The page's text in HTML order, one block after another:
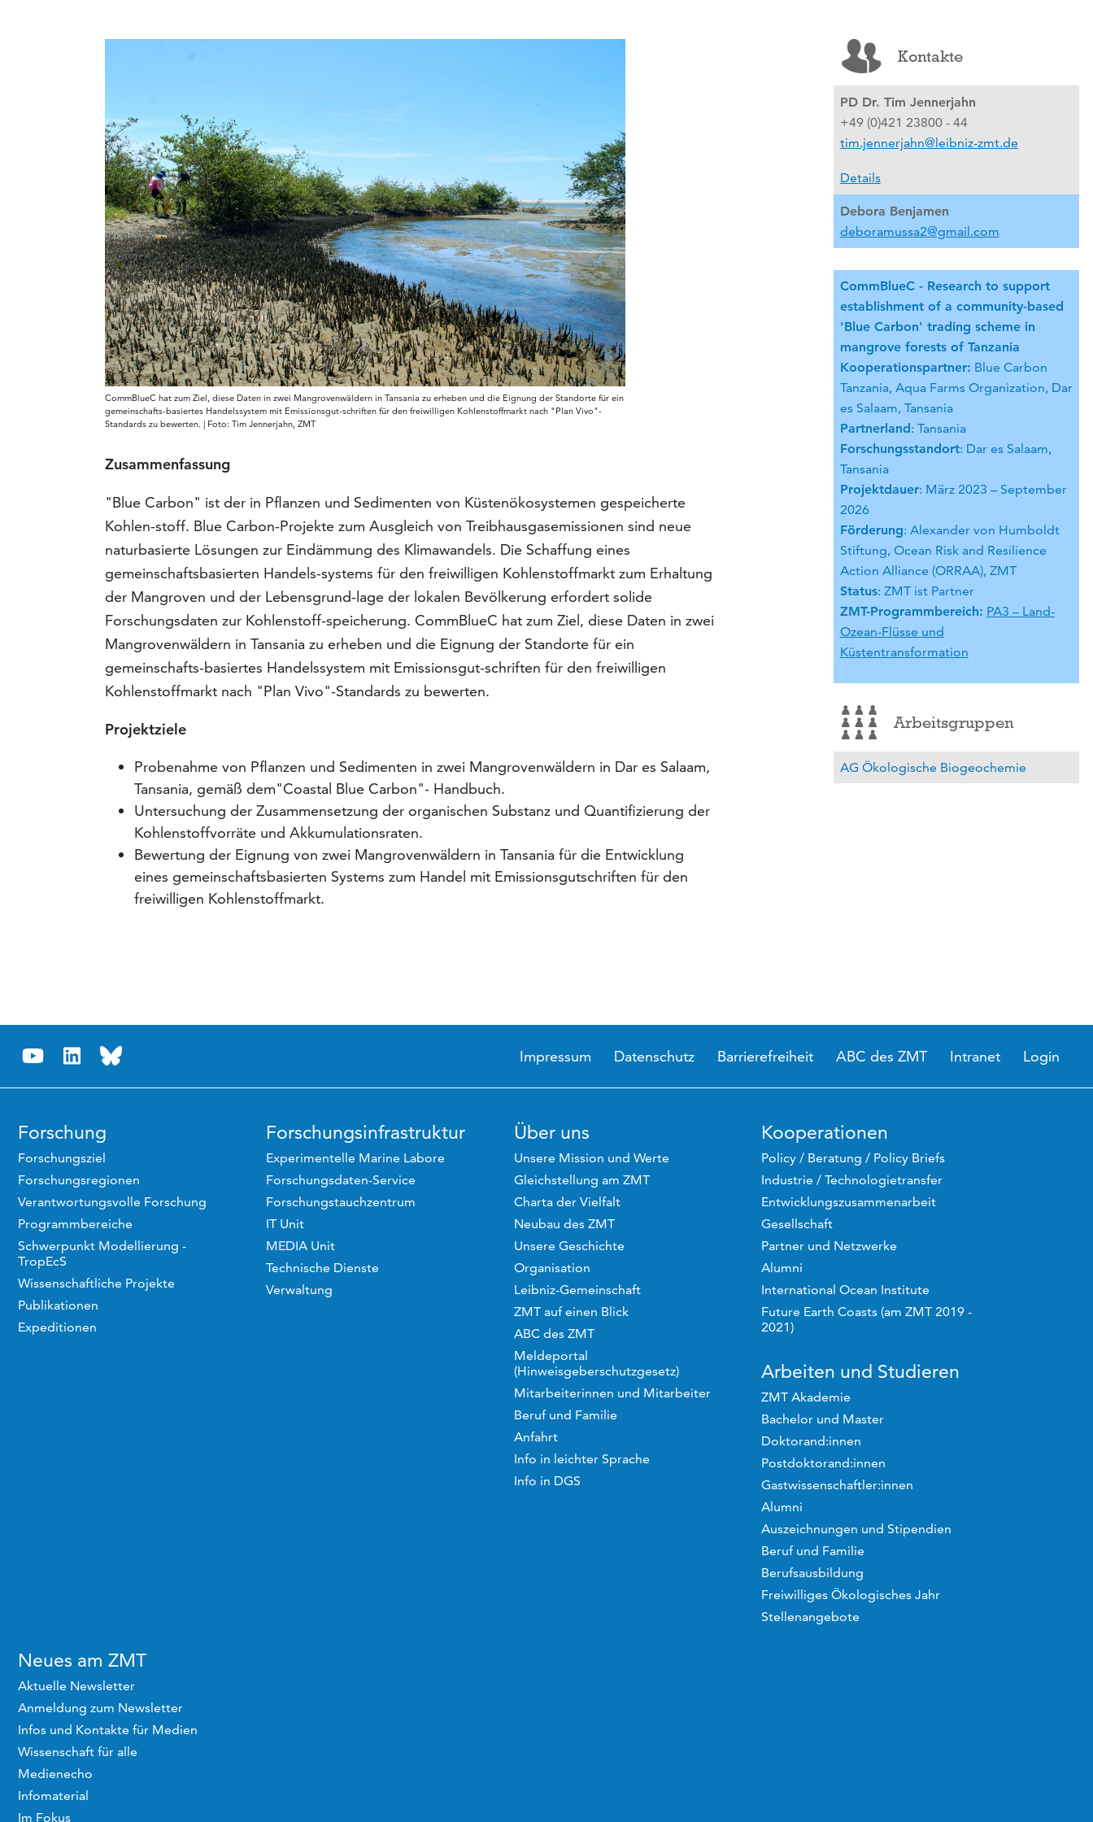
CommBlueC hat zum Ziel, diese Daten in zwei Mangrovenwäldern in Tansania zu erheben und die Eignung der Standorte für ein
gemeinschafts-basiertes Handelssystem mit Emissionsgut-schriften für den freiwilligen Kohlenstoffmarkt nach "Plan Vivo"-
Standards zu bewerten. | Foto: Tim Jennerjahn, ZMT
Zusammenfassung
"Blue Carbon" ist der in Pflanzen und Sedimenten von Küstenökosystemen gespeicherte
Kohlen-stoff. Blue Carbon-Projekte zum Ausgleich von Treibhausgasemissionen sind neue
naturbasierte Lösungen zur Eindämmung des Klimawandels. Die Schaffung eines
gemeinschaftsbasierten Handels-systems für den freiwilligen Kohlenstoffmarkt zum Erhaltung
der Mangroven und der Lebensgrund-lage der lokalen Bevölkerung erfordert solide
Forschungsdaten zur Kohlenstoff-speicherung. CommBlueC hat zum Ziel, diese Daten in zwei
Mangrovenwäldern in Tansania zu erheben und die Eignung der Standorte für ein
gemeinschafts-basiertes Handelssystem mit Emissionsgut-schriften für den freiwilligen
Kohlenstoffmarkt nach "Plan Vivo"-Standards zu bewerten.
Projektziele
Probenahme von Pflanzen und Sedimenten in zwei Mangrovenwäldern in Dar es Salaam,
Tansania, gemäß dem"Coastal Blue Carbon"- Handbuch.
Untersuchung der Zusammensetzung der organischen Substanz und Quantifizierung der
Kohlenstoffvorräte und Akkumulationsraten.
Bewertung der Eignung von zwei Mangrovenwäldern in Tansania für die Entwicklung
eines gemeinschaftsbasierten Systems zum Handel mit Emissionsgutschriften für den
freiwilligen Kohlenstoffmarkt.
Kontakte
PD Dr. Tim Jennerjahn
+49 (0)421 23800 - 44
tim.jennerjahn@leibniz-zmt.de
Details
Debora Benjamen
deboramussa2@gmail.com
CommBlueC - Research to support
establishment of a community-based
'Blue Carbon' trading scheme in
mangrove forests of Tanzania
Kooperationspartner: Blue Carbon
Tanzania, Aqua Farms Organization, Dar
es Salaam, Tansania
Partnerland: Tansania
Forschungsstandort: Dar es Salaam,
Tansania
Projektdauer: März 2023 – September
2026
Förderung: Alexander von Humboldt
Stiftung, Ocean Risk and Resilience
Action Alliance (ORRAA), ZMT
Status: ZMT ist Partner
ZMT-Programmbereich: PA3 – Land-
Ozean-Flüsse und
Küstentransformation
Arbeitsgruppen
AG Ökologische Biogeochemie
Impressum Datenschutz Barrierefreiheit ABC des ZMT Intranet Login
Forschung
Forschungsziel
Forschungsregionen
Verantwortungsvolle Forschung
Programmbereiche
Schwerpunkt Modellierung -
TropEcS
Wissenschaftliche Projekte
Publikationen
Expeditionen
Forschungsinfrastruktur
Experimentelle Marine Labore
Forschungsdaten-Service
Forschungstauchzentrum
IT Unit
MEDIA Unit
Technische Dienste
Verwaltung
Über uns
Unsere Mission und Werte
Gleichstellung am ZMT
Charta der Vielfalt
Neubau des ZMT
Unsere Geschichte
Organisation
Leibniz-Gemeinschaft
ZMT auf einen Blick
ABC des ZMT
Meldeportal
(Hinweisgeberschutzgesetz)
Mitarbeiterinnen und Mitarbeiter
Beruf und Familie
Anfahrt
Info in leichter Sprache
Info in DGS
Kooperationen
Policy / Beratung / Policy Briefs
Industrie / Technologietransfer
Entwicklungszusammenarbeit
Gesellschaft
Partner und Netzwerke
Alumni
International Ocean Institute
Future Earth Coasts (am ZMT 2019 -
2021)
Arbeiten und Studieren
ZMT Akademie
Bachelor und Master
Doktorand:innen
Postdoktorand:innen
Gastwissenschaftler:innen
Alumni
Auszeichnungen und Stipendien
Beruf und Familie
Berufsausbildung
Freiwilliges Ökologisches Jahr
Stellenangebote
Neues am ZMT
Aktuelle Newsletter
Anmeldung zum Newsletter
Infos und Kontakte für Medien
Wissenschaft für alle
Medienecho
Infomaterial
Im Fokus